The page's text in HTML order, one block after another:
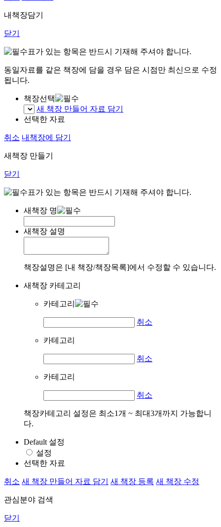
내책장담기
닫기
표가 있는 항목은 반드시 기재해 주셔야 합니다.
동일자료를 같은 책장에 담을 경우 담은 시점만 최신으로 수정
됩니다.
책장선택
새 책장 만들어 자료 담기
선택한 자료
취소 내책장에 담기
새책장 만들기
닫기
표가 있는 항목은 반드시 기재해 주셔야 합니다.
새책장 명
새책장 설명
책장설명은 [내 책장/책장목록]에서 수정할 수 있습니다.
새책장 카테고리
카테고리
취소
카테고리
취소
카테고리
취소
책장카테고리 설정은 최소1개 ~ 최대3개까지 가능합니
다.
Default 설정
설정
선택한 자료
취소 새 책장 만들어 자료 담기 새 책장 등록 새 책장 수정
관심분야 검색
닫기